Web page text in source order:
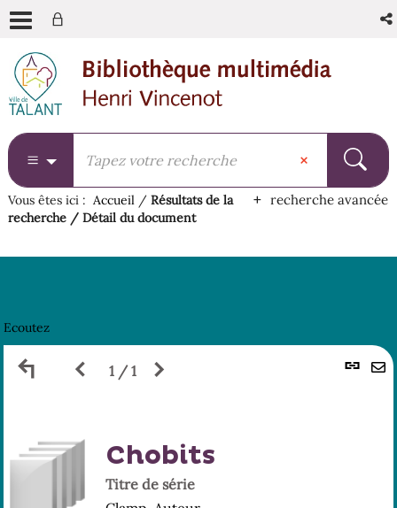
menu
contenu
recherche
recherche avancée
Vous êtes ici : Accueil / Résultats de la
recherche / Détail du document
Ecoutez
Retour
résultats
Page
des
1 / 1
Page
des
Chobits
Titre de série